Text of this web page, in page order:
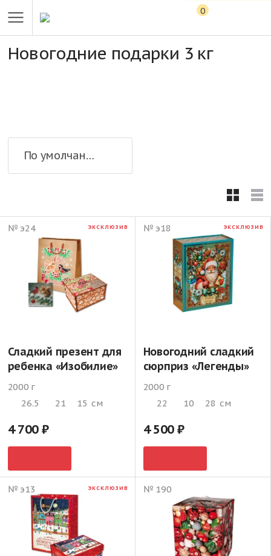
0
Новогодние подарки 3 кг
По умолчанию
№ э24 ЭКСКЛЮЗИВ
Сладкий презент для
ребенка «Изобилие»
2000 г
26.5
21 15 см
4 700
№ э18 ЭКСКЛЮЗИВ
Новогодний сладкий
сюрприз «Легенды»
2000 г
22
10 28 см
4 500
№ э13 ЭКСКЛЮЗИВ № 190